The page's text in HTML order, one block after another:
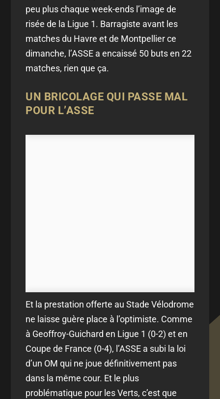
peu plus chaque week-ends l’image de
risée de la Ligue 1. Barragiste avant les
matches du Havre et de Montpellier ce
dimanche, l’ASSE a encaissé 50 buts en 22
matches, rien que ça.
UN BRICOLAGE QUI PASSE MAL
POUR L’ASSE
Et la prestation offerte au Stade Vélodrome
ne laisse guère place à l’optimiste. Comme
à Geoffroy-Guichard en Ligue 1 (0-2) et en
Coupe de France (0-4), l’ASSE a subi la loi
d’un OM qui ne joue définitivement pas
dans la même cour. Et le plus
problématique pour les Verts, c’est que